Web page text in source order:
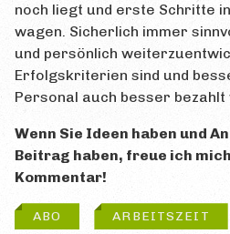
noch liegt und erste Schritte
wagen. Sicherlich immer
und persönlich
Erfolgskriterien sind und
Personal auch besser bezahlt
Wenn Sie Ideen haben und
Beitrag haben, freue ich
Kommentar!
ABO ARBEITSZEIT